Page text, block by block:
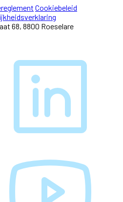
Cookiebeleid
68, 8800 Roeselare